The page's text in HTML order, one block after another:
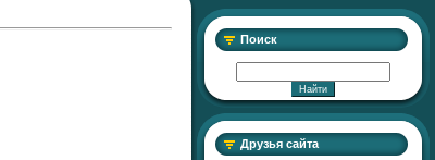
Поиск
Друзья сайта